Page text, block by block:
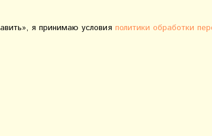
я принимаю условия политики обработки